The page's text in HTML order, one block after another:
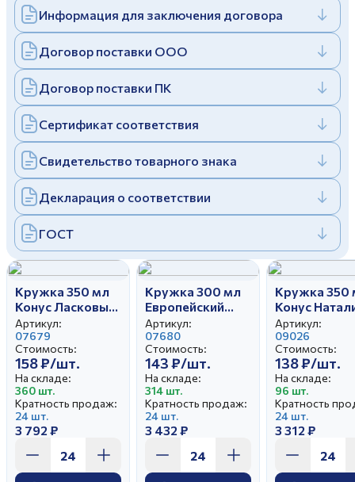
Отправить
Заполняя и отправляя форму, вы соглашаетесь
cполитикой конфиденциальности
Заполняя и отправляя форму, вы соглашаетесь
cполитикой конфиденциальности
Дулевский фарфоровый завод ©
Политика конфиденциальности
Информация для заключения договора
Договор поставки ООО
Договор поставки ПК
Сертификат соответствия
Свидетельство товарного знака
Декларация о соответствии
ГОСТ
Кружка 350 мл
Конус Ласковый
май
Артикул:
07679
Стоимость:
158 ₽/шт.
На складе:
360 шт.
Кратность продаж:
24 шт.
3 792 ₽
Кружка 300 мл
Европейский
Ласковый май
Артикул:
07680
Стоимость:
143 ₽/шт.
На складе:
314 шт.
Кратность продаж:
24 шт.
3 432 ₽
Кружка 350
Конус
Артикул:
09026
Стоимость:
138 ₽/шт.
На складе:
96 шт.
Кратность
24 шт.
3 312 ₽